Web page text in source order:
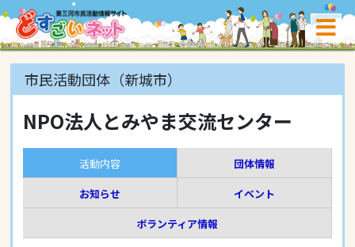
市民活動団体（新城市）
NPO法人とみやま交流センター
活動内容
団体情報
お知らせ
イベント
ボランティア情報